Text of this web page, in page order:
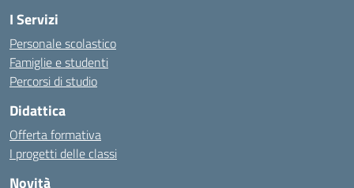
I Servizi
Personale scolastico
Famiglie e studenti
Percorsi di studio
Didattica
Offerta formativa
I progetti delle classi
Novità